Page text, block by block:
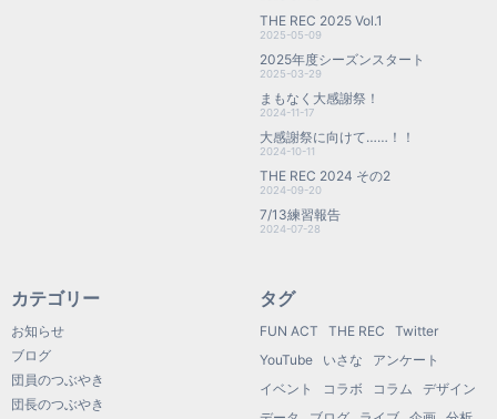
THE REC 2025 Vol.1
2025-05-09
2025年度シーズンスタート
2025-03-29
まもなく大感謝祭！
2024-11-17
大感謝祭に向けて……！！
2024-10-11
THE REC 2024 その2
2024-09-20
7/13練習報告
2024-07-28
カテゴリー
お知らせ
ブログ
団員のつぶやき
団長のつぶやき
タグ
FUN ACT THE REC
Twitter
YouTube
いさな
アンケート
イベント
コラボ コラム
デザイン